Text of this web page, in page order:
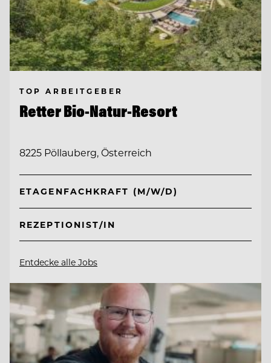
TOP ARBEITGEBER
Retter Bio-Natur-Resort
8225 Pöllauberg, Österreich
ETAGENFACHKRAFT (M/W/D)
REZEPTIONIST/IN
Entdecke alle Jobs